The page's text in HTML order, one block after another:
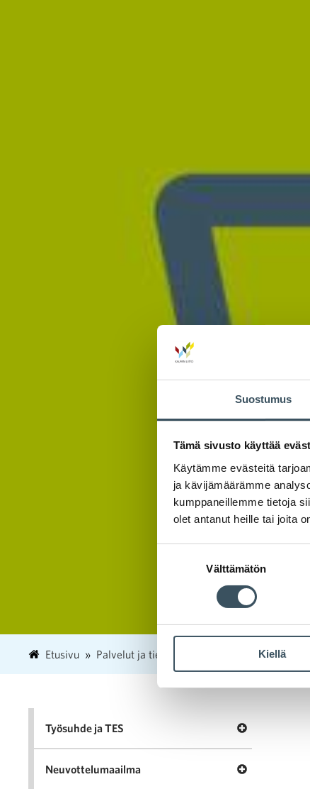
Suostumus
Tämä sivusto käyttää
Käytämme evästeitä
ja kävijämäärämme
kumppaneillemme tietoja
olet antanut heille tai joita
Välttämätön
Kiellä
Etusivu Palvelut ja tietopankki Tietopankki
Työsuhde ja TES Avaa valikko
Neuvottelumaailma Avaa valikko